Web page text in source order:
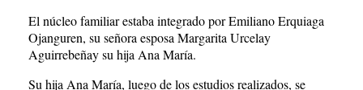
El núcleo familiar estaba integrado por Emiliano Erquiaga
Ojanguren, su señora esposa Margarita Urcelay
Aguirrebeñay su hija Ana María.
Su hija Ana María, luego de los estudios realizados, se